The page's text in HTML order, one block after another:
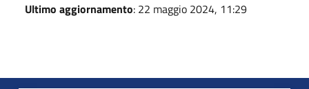
Ultimo aggiornamento: 22 maggio 2024, 11:29